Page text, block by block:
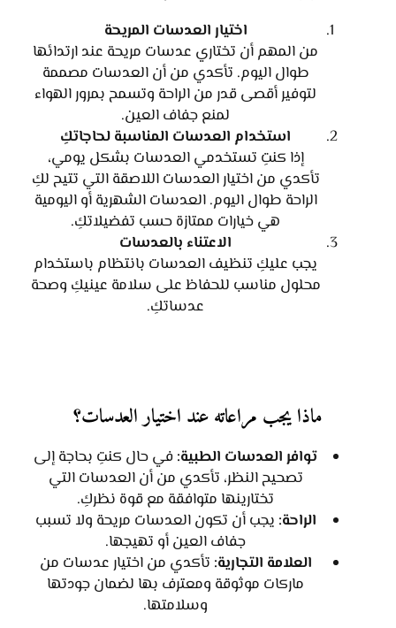
اختيار العدسات المريحة
من المهم أن تختاري عدسات مريحة عند ارتدائها
طوال اليوم. تأكدي من أن العدسات مصممة
لتوفير أقصى قدر من الراحة وتسمح بمرور الهواء
لمنع جفاف العين.
استخدام العدسات المناسبة لحاجاتكِ
إذا كنتِ تستخدمي العدسات بشكل يومي،
تأكدي من اختيار العدسات اللاصقة التي تتيح لكِ
الراحة طوال اليوم. العدسات الشهرية أو اليومية
هي خيارات ممتازة حسب تفضيلاتكِ.
الاعتناء بالعدسات
يجب عليكِ تنظيف العدسات بانتظام باستخدام
محلول مناسب للحفاظ على سلامة عينيكِ وصحة
عدساتكِ.
ماذا يجب مراعاته عند اختيار العدسات؟
توافر العدسات الطبية: في حال كنتِ بحاجة إلى
تصحيح النظر، تأكدي من أن العدسات التي
تختارينها متوافقة مع قوة نظركِ.
الراحة: يجب أن تكون العدسات مريحة ولا تسبب
جفاف العين أو تهيجها.
العلامة التجارية: تأكدي من اختيار عدسات من
ماركات موثوقة ومعترف بها لضمان جودتها
وسلامتها.